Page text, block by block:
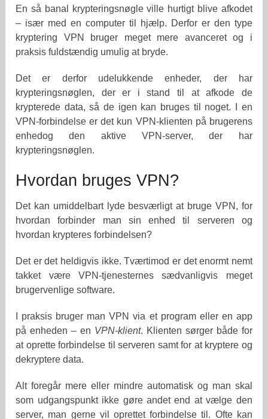
En så banal krypteringsnøgle ville hurtigt blive afkodet
– især med en computer til hjælp. Derfor er den type
kryptering VPN bruger meget mere avanceret og i
praksis fuldstændig umulig at bryde.
Det er derfor udelukkende enheder, der har
krypteringsnøglen, der er i stand til at afkode de
krypterede data, så de igen kan bruges til noget. I en
VPN-forbindelse er det kun VPN-klienten på brugerens
enhedog den aktive VPN-server, der har
krypteringsnøglen.
Hvordan bruges VPN?
Det kan umiddelbart lyde besværligt at bruge VPN, for
hvordan forbinder man sin enhed til serveren og
hvordan krypteres forbindelsen?
Det er det heldigvis ikke. Tværtimod er det enormt nemt
takket være VPN-tjenesternes sædvanligvis meget
brugervenlige software.
I praksis bruger man VPN via et program eller en app
på enheden – en VPN-klient. Klienten sørger både for
at oprette forbindelse til serveren samt for at kryptere og
dekryptere data.
Alt foregår mere eller mindre automatisk og man skal
som udgangspunkt ikke gøre andet end at vælge den
server, man gerne vil oprettet forbindelse til. Ofte kan